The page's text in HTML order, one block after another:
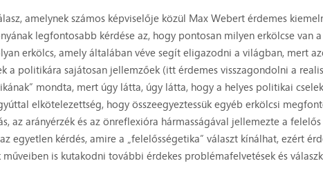
amelynek számos képviselője közül Max Webert érdemes
legfontosabb kérdése az, hogy pontosan milyen erkölcse van
erkölcs, amely általában véve segít eligazodni a világban, mert
a politikára sajátosan jellemzőek (itt érdemes visszagondolni a
mondta, mert úgy látta, úgy látta, hogy a helyes politikai
elkötelezettség, hogy összeegyeztessük egyéb erkölcsi
az arányérzék és az önreflexióra hármasságával jellemezte a
egyetlen kérdés, amire a „felelősségetika” választ kínálhat, ezért
is kutakodni további érdekes problémafelvetések és